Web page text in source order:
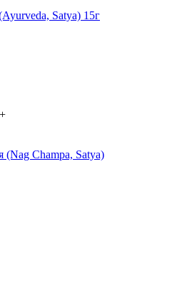
Satya) 15г
+
(Nag Champa, Satya)